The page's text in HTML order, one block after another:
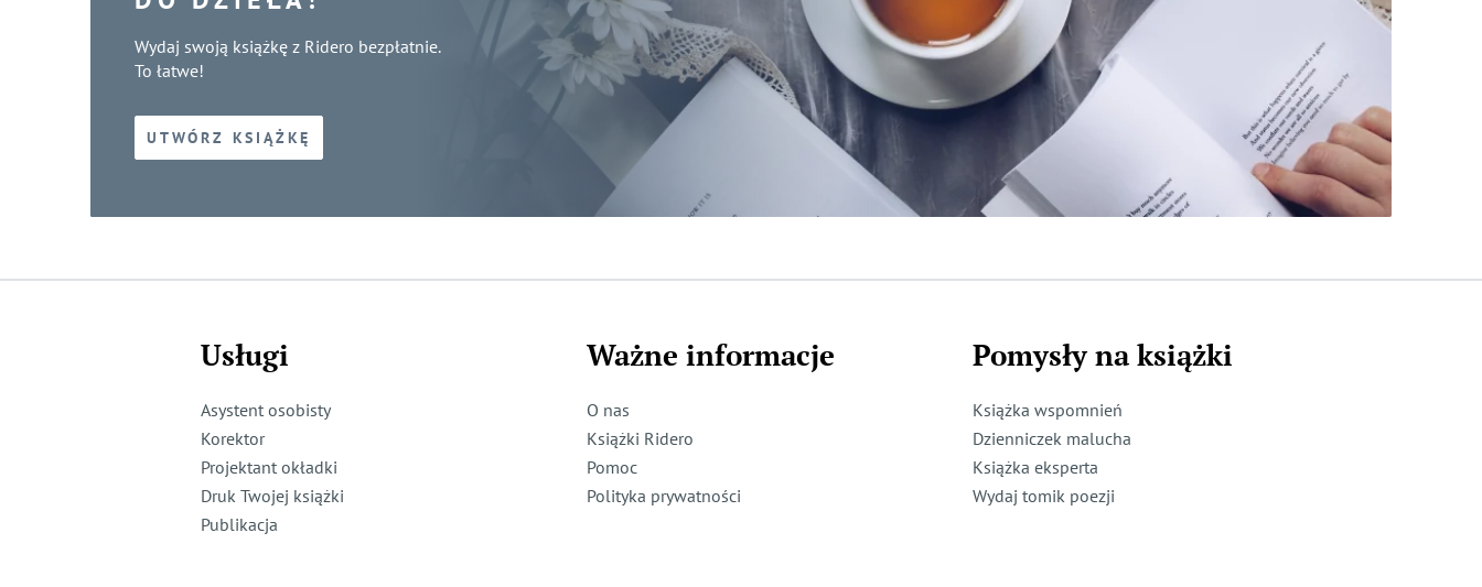
Wydaj swoją książkę z Ridero bezpłatnie.
To łatwe!
UTWÓRZ KSIĄŻKĘ
Usługi
Asystent osobisty
Korektor
Projektant okładki
Druk Twojej książki
Publikacja
Ważne informacje
O nas
Książki Ridero
Pomoc
Polityka prywatności
Pomysły na książki
Książka wspomnień
Dzienniczek malucha
Książka eksperta
Wydaj tomik poezji